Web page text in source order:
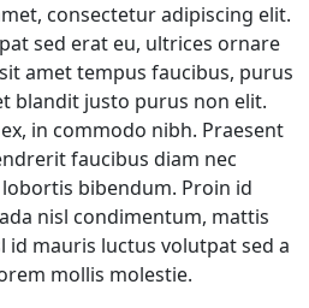
consectetur adipiscing elit.
sed erat eu, ultrices ornare
amet tempus faucibus, purus
blandit justo purus non elit.
in commodo nibh. Praesent
faucibus diam nec
bibendum. Proin id
nisl condimentum, mattis
id mauris luctus volutpat sed a
mollis molestie.